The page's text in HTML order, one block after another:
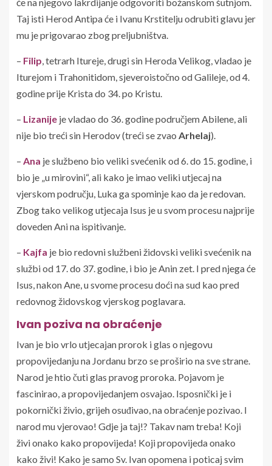
Taj isti Herod Antipa će i Ivanu Krstitelju odrubiti glavu jer
mu je prigovarao zbog preljubništva.
– Filip, tetrarh Itureje, drugi sin Heroda Velikog, vladao je
Iturejom i Trahonitidom, sjeveroistočno od Galileje, od 4.
godine prije Krista do 34. po Kristu.
– Lizanije je vladao do 36. godine područjem Abilene, ali
nije bio treći sin Herodov (treći se zvao Arhelaj).
– Ana je službeno bio veliki svećenik od 6. do 15. godine, i
bio je „u mirovini“, ali kako je imao veliki utjecaj na
vjerskom području, Luka ga spominje kao da je redovan.
Zbog tako velikog utjecaja Isus je u svom procesu najprije
doveden Ani na ispitivanje.
– Kajfa je bio redovni službeni židovski veliki svećenik na
službi od 17. do 37. godine, i bio je Anin zet. I pred njega će
Isus, nakon Ane, u svome procesu doći na sud kao pred
redovnog židovskog vjerskog poglavara.
Ivan poziva na obraćenje
Ivan je bio vrlo utjecajan prorok i glas o njegovu
propovijedanju na Jordanu brzo se proširio na sve strane.
Narod je htio čuti glas pravog proroka. Pojavom je
fascinirao, a propovijedanjem osvajao. Isposnički je i
pokornički živio, grijeh osuđivao, na obraćenje pozivao. I
narod mu vjerovao! Gdje ja taj!? Takav nam treba! Koji
živi onako kako propovijeda! Koji propovijeda onako
kako živi! Kako je samo Sv. Ivan opomena i poticaj svim